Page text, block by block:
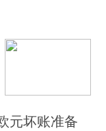
元坏账准备